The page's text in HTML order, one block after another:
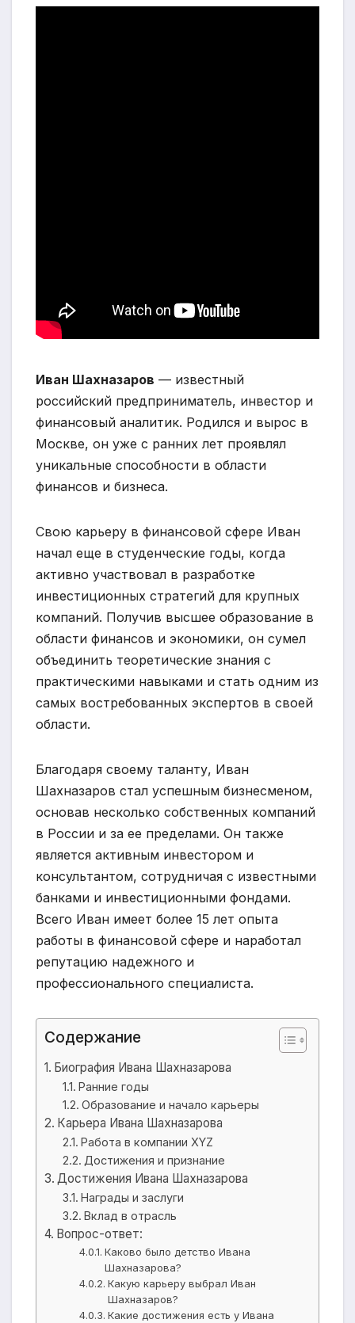
Иван Шахназаров — известный
российский предприниматель, инвестор и
финансовый аналитик. Родился и вырос в
Москве, он уже с ранних лет проявлял
уникальные способности в области
финансов и бизнеса.
Свою карьеру в финансовой сфере Иван
начал еще в студенческие годы, когда
активно участвовал в разработке
инвестиционных стратегий для крупных
компаний. Получив высшее образование в
области финансов и экономики, он сумел
объединить теоретические знания с
практическими навыками и стать одним из
самых востребованных экспертов в своей
области.
Благодаря своему таланту, Иван
Шахназаров стал успешным бизнесменом,
основав несколько собственных компаний
в России и за ее пределами. Он также
является активным инвестором и
консультантом, сотрудничая с известными
банками и инвестиционными фондами.
Всего Иван имеет более 15 лет опыта
работы в финансовой сфере и наработал
репутацию надежного и
профессионального специалиста.
Содержание
Биография Ивана Шахназарова
Ранние годы
Образование и начало карьеры
Карьера Ивана Шахназарова
Работа в компании XYZ
Достижения и признание
Достижения Ивана Шахназарова
Награды и заслуги
Вклад в отрасль
Вопрос-ответ:
Каково было детство Ивана
Шахназарова?
Какую карьеру выбрал Иван
Шахназаров?
Какие достижения есть у Ивана